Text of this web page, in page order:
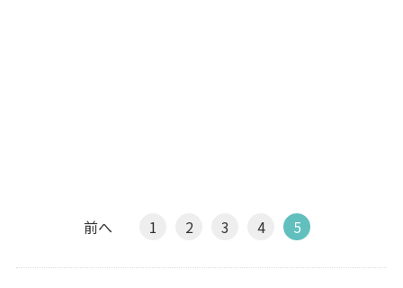
前へ 1 2 3 4 5